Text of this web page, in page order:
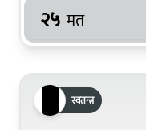
२५ मत
स्वतन्त्र